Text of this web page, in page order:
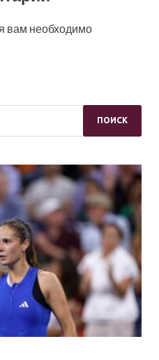
вам необходимо